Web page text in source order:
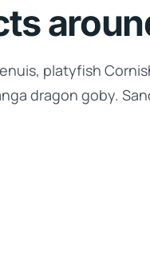
platyfish
dragon goby.